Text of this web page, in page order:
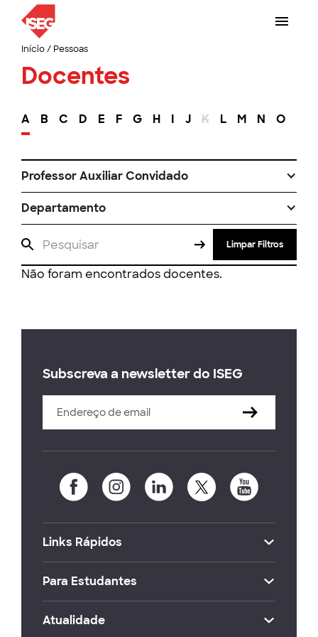
Início/ Pessoas
Docentes
A B C D E F G H I J K L M N O
Professor Auxiliar Convidado
Departamento
Limpar Filtros
Não foram encontrados docentes.
Subscreva a newsletter do ISEG
Links Rápidos
Para Estudantes
Atualidade